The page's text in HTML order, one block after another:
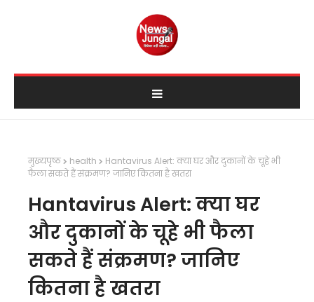
मुख्यपृष्ठ health
Hantavirus Alert: क्या घर और दुकानों के चूहे भी
फैला सकते हैं संक्रमण? जानिए कितना है खतरा
Hantavirus Alert: क्या घर
और दुकानों के चूहे भी फैला
सकते हैं संक्रमण? जानिए
कितना है खतरा